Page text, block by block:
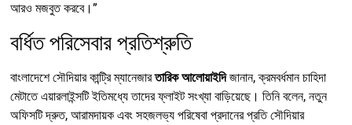
আরও মজবুত করবে।”
বর্ধিত পরিসেবার প্রতিশ্রু​তি
বাংলাদেশে সৌদিয়ার কান্ট্রি ম্যানেজারতারিক আলোয়াইদিজানান, ক্রমবর্ধমান চাহিদা
মেটাতে এয়ারলাইন্সটি ইতিমধ্যে তাদের ফ্লাইট সংখ্যা বাড়িয়েছে। তিনি বলেন, নতুন
অফিসটি দ্রুত, আরামদায়ক এবং সহজলভ্য পরিষেবা প্রদানের প্রতি সৌদিয়ার